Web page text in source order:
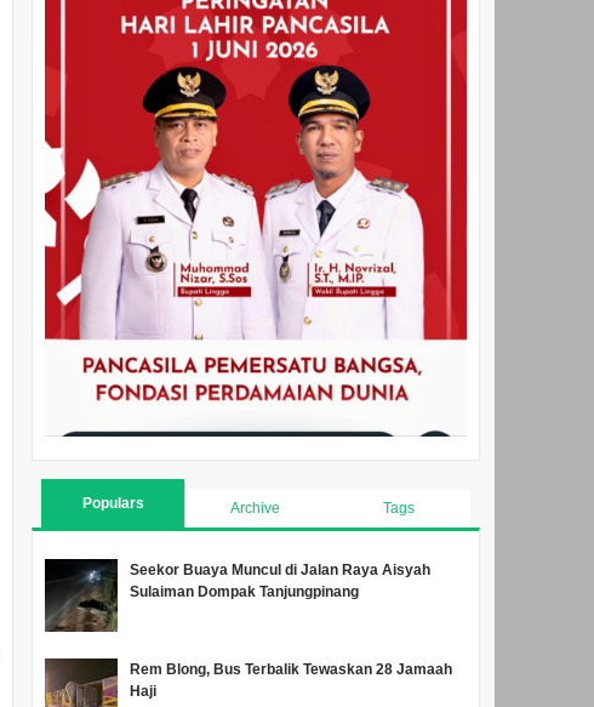
Populars Archive Tags
Seekor Buaya Muncul di Jalan Raya Aisyah
Sulaiman Dompak Tanjungpinang
Rem Blong, Bus Terbalik Tewaskan 28 Jamaah
Haji